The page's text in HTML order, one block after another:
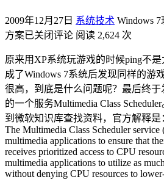
2009年12月27日 系统技术 Windows
方案已关闭评论 阅读 2,624 次
原来用XP系统玩游戏的时候ping不
成了Windows 7系统后发现同样的游
很高，到底是什么问题呢？最后终于
的一个服务Multimedia Class Scheduler
到微软知识库查找资料，官方解释是
The Multimedia Class Scheduler service
multimedia applications to ensure that
receives prioritized access to CPU
multimedia applications to utilize as
without denying CPU resources to